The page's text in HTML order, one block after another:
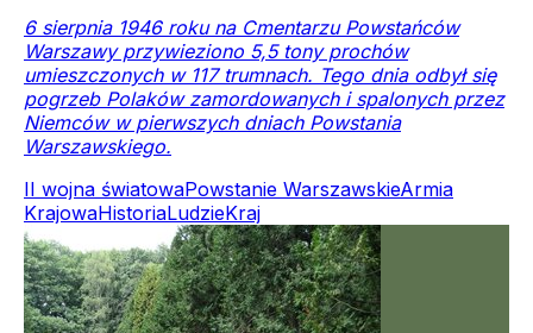
6 sierpnia 1946 roku na Cmentarzu Powstańców
Warszawy przywieziono 5,5 tony prochów
umieszczonych w 117 trumnach. Tego dnia odbył się
pogrzeb Polaków zamordowanych i spalonych przez
Niemców w pierwszych dniach Powstania
Warszawskiego.
II wojna światowaPowstanie WarszawskieArmia
KrajowaHistoriaLudzieKraj